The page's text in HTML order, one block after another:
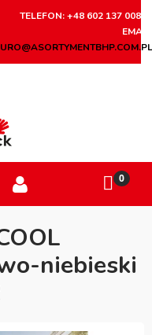
TELEFON: +48 602 137 008
EMAIL:
niebieski